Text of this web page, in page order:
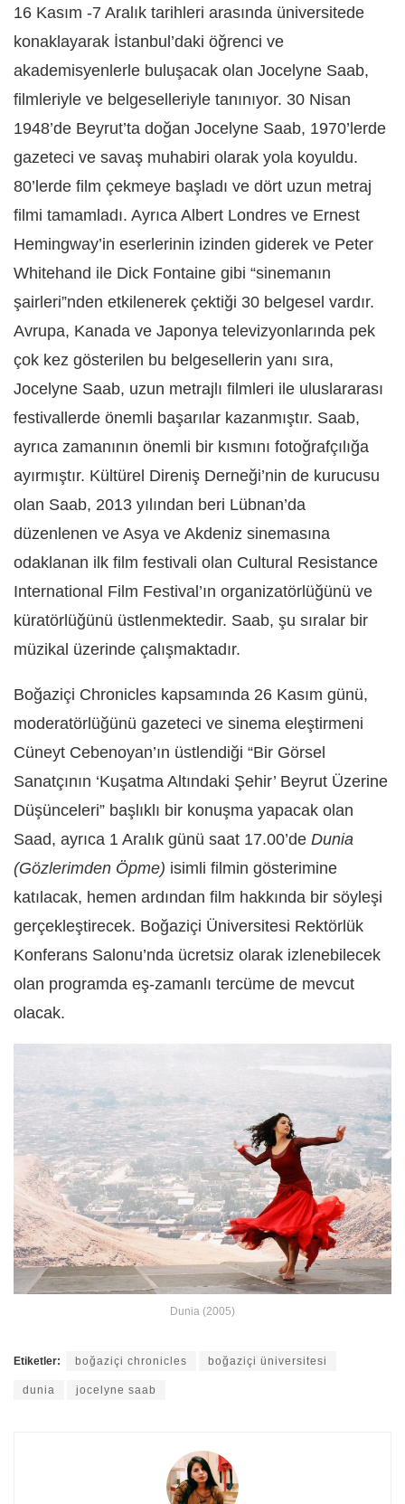
16 Kasım -7 Aralık tarihleri arasında üniversitede
konaklayarak İstanbul’daki öğrenci ve
akademisyenlerle buluşacak olan Jocelyne Saab,
filmleriyle ve belgeselleriyle tanınıyor. 30 Nisan
1948’de Beyrut’ta doğan Jocelyne Saab, 1970’lerde
gazeteci ve savaş muhabiri olarak yola koyuldu.
80’lerde film çekmeye başladı ve dört uzun metraj
filmi tamamladı. Ayrıca Albert Londres ve Ernest
Hemingway’in eserlerinin izinden giderek ve Peter
Whitehand ile Dick Fontaine gibi “sinemanın
şairleri”nden etkilenerek çektiği 30 belgesel vardır.
Avrupa, Kanada ve Japonya televizyonlarında pek
çok kez gösterilen bu belgesellerin yanı sıra,
Jocelyne Saab, uzun metrajlı filmleri ile uluslararası
festivallerde önemli başarılar kazanmıştır. Saab,
ayrıca zamanının önemli bir kısmını fotoğrafçılığa
ayırmıştır. Kültürel Direniş Derneği’nin de kurucusu
olan Saab, 2013 yılından beri Lübnan’da
düzenlenen ve Asya ve Akdeniz sinemasına
odaklanan ilk film festivali olan Cultural Resistance
International Film Festival’ın organizatörlüğünü ve
küratörlüğünü üstlenmektedir. Saab, şu sıralar bir
müzikal üzerinde çalışmaktadır.
Boğaziçi Chronicles kapsamında 26 Kasım günü,
moderatörlüğünü gazeteci ve sinema eleştirmeni
Cüneyt Cebenoyan’ın üstlendiği “Bir Görsel
Sanatçının ‘Kuşatma Altındaki Şehir’ Beyrut Üzerine
Düşünceleri” başlıklı bir konuşma yapacak olan
Saad, ayrıca 1 Aralık günü saat 17.00’de Dunia
(Gözlerimden Öpme) isimli filmin gösterimine
katılacak, hemen ardından film hakkında bir söyleşi
gerçekleştirecek. Boğaziçi Üniversitesi Rektörlük
Konferans Salonu’nda ücretsiz olarak izlenebilecek
olan programda eş-zamanlı tercüme de mevcut
olacak.
Dunia (2005)
Etiketler: boğaziçi chronicles boğaziçi üniversitesi
dunia jocelyne saab